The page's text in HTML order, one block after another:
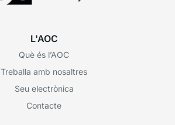
L'AOC
Què és l’AOC
Treballa amb nosaltres
Seu electrònica
Contacte